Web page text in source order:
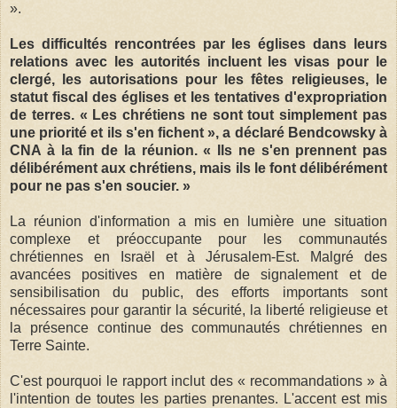
».
Les difficultés rencontrées par les églises dans leurs
relations avec les autorités incluent les visas pour le
clergé, les autorisations pour les fêtes religieuses, le
statut fiscal des églises et les tentatives d'expropriation
de terres. « Les chrétiens ne sont tout simplement pas
une priorité et ils s'en fichent », a déclaré Bendcowsky à
CNA à la fin de la réunion. « Ils ne s'en prennent pas
délibérément aux chrétiens, mais ils le font délibérément
pour ne pas s'en soucier. »
La réunion d'information a mis en lumière une situation
complexe et préoccupante pour les communautés
chrétiennes en Israël et à Jérusalem-Est. Malgré des
avancées positives en matière de signalement et de
sensibilisation du public, des efforts importants sont
nécessaires pour garantir la sécurité, la liberté religieuse et
la présence continue des communautés chrétiennes en
Terre Sainte.
C'est pourquoi le rapport inclut des « recommandations » à
l'intention de toutes les parties prenantes. L'accent est mis